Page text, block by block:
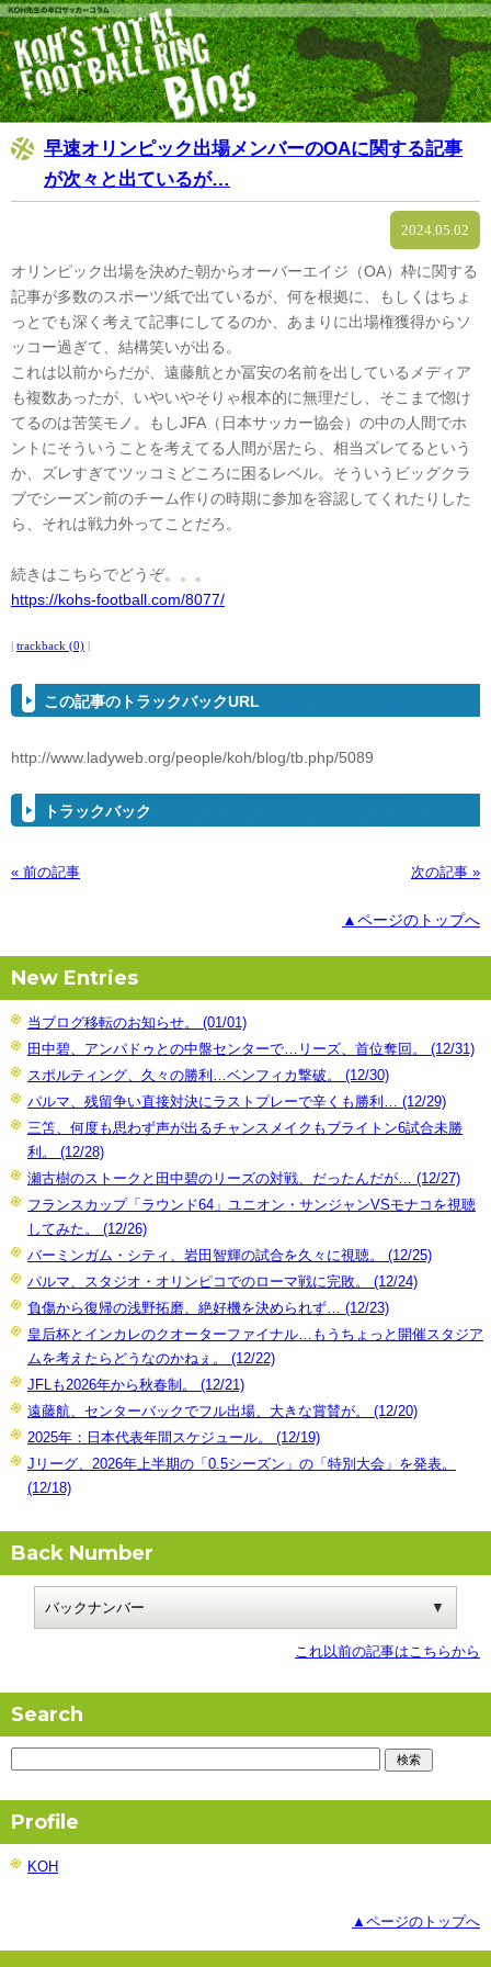
早速オリンピック出場メンバーのOAに関する記事
が次々と出ているが…
2024.05.02
オリンピック出場を決めた朝からオーバーエイジ（OA）枠に関する
記事が多数のスポーツ紙で出ているが、何を根拠に、もしくはちょ
っとでも深く考えて記事にしてるのか、あまりに出場権獲得からソ
ッコー過ぎて、結構笑いが出る。
これは以前からだが、遠藤航とか冨安の名前を出しているメディア
も複数あったが、いやいやそりゃ根本的に無理だし、そこまで惚け
てるのは苦笑モノ。もしJFA（日本サッカー協会）の中の人間でホ
ントにそういうことを考えてる人間が居たら、相当ズレてるという
か、ズレすぎてツッコミどころに困るレベル。そういうビッグクラ
ブでシーズン前のチーム作りの時期に参加を容認してくれたりした
ら、それは戦力外ってことだろ。
続きはこちらでどうぞ。。。
https://kohs-football.com/8077/
| trackback (0) |
この記事のトラックバックURL
http://www.ladyweb.org/people/koh/blog/tb.php/5089
トラックバック
« 前の記事 次の記事 »
▲ページのトップへ
New Entries
当ブログ移転のお知らせ。 (01/01)
田中碧、アンパドゥとの中盤センターで…リーズ、首位奪回。 (12/31)
スポルティング、久々の勝利…ベンフィカ撃破。 (12/30)
パルマ、残留争い直接対決にラストプレーで辛くも勝利… (12/29)
三笘、何度も思わず声が出るチャンスメイクもブライトン6試合未勝
利。 (12/28)
瀬古樹のストークと田中碧のリーズの対戦、だったんだが… (12/27)
フランスカップ「ラウンド64」ユニオン・サンジャンVSモナコを視聴
してみた。 (12/26)
バーミンガム・シティ、岩田智輝の試合を久々に視聴。 (12/25)
パルマ、スタジオ・オリンピコでのローマ戦に完敗。 (12/24)
負傷から復帰の浅野拓磨、絶好機を決められず… (12/23)
皇后杯とインカレのクオーターファイナル…もうちょっと開催スタジア
ムを考えたらどうなのかねぇ。 (12/22)
JFLも2026年から秋春制。 (12/21)
遠藤航、センターバックでフル出場、大きな賞賛が。 (12/20)
2025年：日本代表年間スケジュール。 (12/19)
Jリーグ、2026年上半期の「0.5シーズン」の「特別大会」を発表。
(12/18)
Back Number
これ以前の記事はこちらから
Search
Profile
KOH
▲ページのトップへ